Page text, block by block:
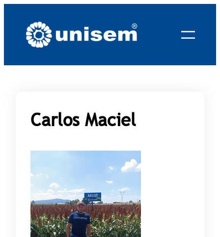
contenido
Carlos Maciel